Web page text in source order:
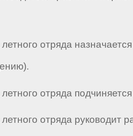
отряда
отряда
отряда руководит